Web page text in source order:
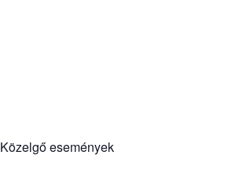
Közelgő események